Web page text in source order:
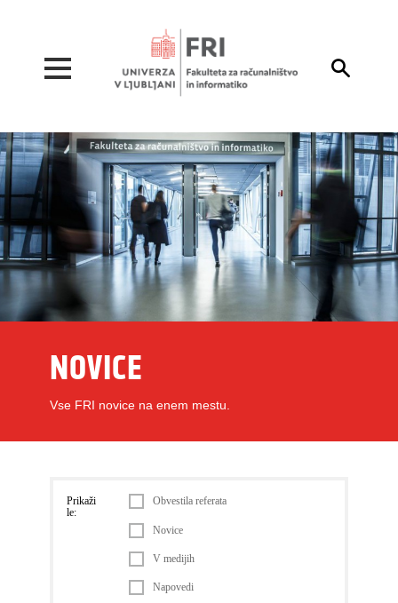

NOVICE
Vse FRI novice na enem mestu.
Prikaži
le:
Obvestila referata
Novice
V medijih
Napovedi